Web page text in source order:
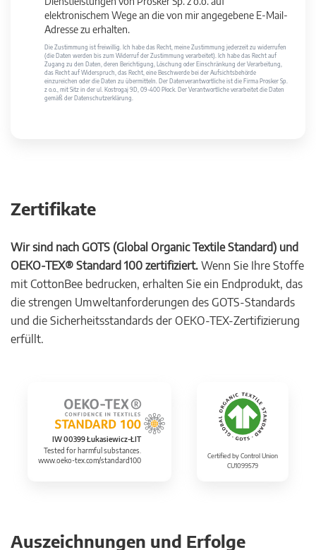
elektronischem Wege an die von mir angegebene E-Mail-
Adresse zu erhalten.
Die Zustimmung ist freiwillig. Ich habe das Recht, meine Zustimmung jederzeit zu widerrufen
(die Daten werden bis zum Widerruf der Zustimmung verarbeitet). Ich habe das Recht auf
Zugang zu den Daten, deren Berichtigung, Löschung oder Einschränkung der Verarbeitung,
das Recht auf Widerspruch, das Recht, eine Beschwerde bei der Aufsichtsbehörde
einzureichen oder die Daten zu übermitteln. Der Datenverantwortliche ist die Firma Prosker Sp.
z o.o., mit Sitz in der ul. Kostrogaj 9D, 09-400 Płock. Der Verantwortliche verarbeitet die Daten
gemäß der Datenschutzerklärung.
Zertifikate
Wir sind nach GOTS (Global Organic Textile Standard) und
OEKO-TEX® Standard 100 zertifiziert. Wenn Sie Ihre Stoffe
mit CottonBee bedrucken, erhalten Sie ein Endprodukt, das
die strengen Umweltanforderungen des GOTS-Standards
und die Sicherheitsstandards der OEKO-TEX-Zertifizierung
erfüllt.
IW 00399 Łukasiewicz-ŁIT
Tested for harmful substances.
www.oeko-tex.com/standard100
Certified by Control Union
CU1099579
Auszeichnungen und Erfolge